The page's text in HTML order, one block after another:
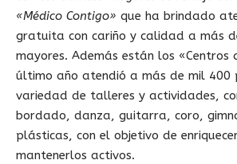
«Médico Contigo» que ha brindado
gratuita con cariño y calidad a más
mayores. Además están los «Centros
último año atendió a más de mil 400
variedad de talleres y actividades,
bordado, danza, guitarra, coro,
plásticas, con el objetivo de
mantenerlos activos.